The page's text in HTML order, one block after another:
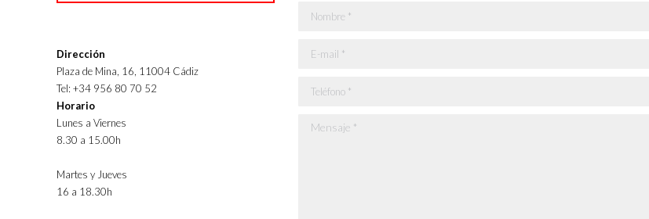
Dirección
Plaza de Mina, 16, 11004 Cádiz
Tel: +34 956 80 70 52
Horario
Lunes a Viernes
8.30 a 15.00h
Martes y Jueves
16 a 18.30h
Nombre *
E-mail *
Teléfono *
Mensaje *